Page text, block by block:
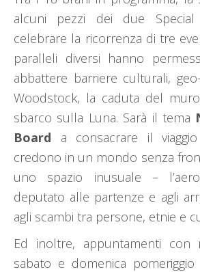
alcuni pezzi dei due
celebrare la ricorrenza di tre
paralleli diversi hanno
abbattere barriere culturali,
Woodstock, la caduta del
sbarco sulla Luna. Sarà il tema
Board a consacrare il
credono in un mondo senza
uno spazio inusuale –
deputato alle partenze e agli
agli scambi tra persone, etnie e
Ed inoltre, appuntamenti con
sabato e domenica